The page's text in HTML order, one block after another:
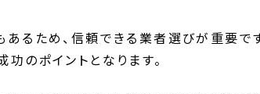
るため、信頼できる業者選びが重要です
のポイントとなります。